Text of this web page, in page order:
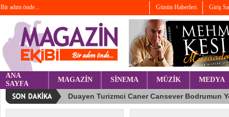
Bir adım önde... Günün Haberleri Giriş
ANA
SAYFA
MAGAZİN SİNEMA MÜZİK MEDYA